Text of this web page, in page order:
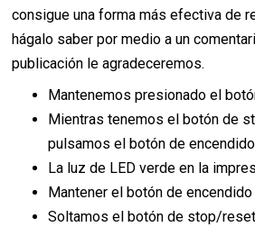
consigue una forma más efectiva de
hágalo saber por medio a un
publicación le agradeceremos.
Mantenemos presionado el
Mientras tenemos el botón de
pulsamos el botón de encendido
La luz de LED verde en la
Mantener el botón de
Soltamos el botón de stop/reset